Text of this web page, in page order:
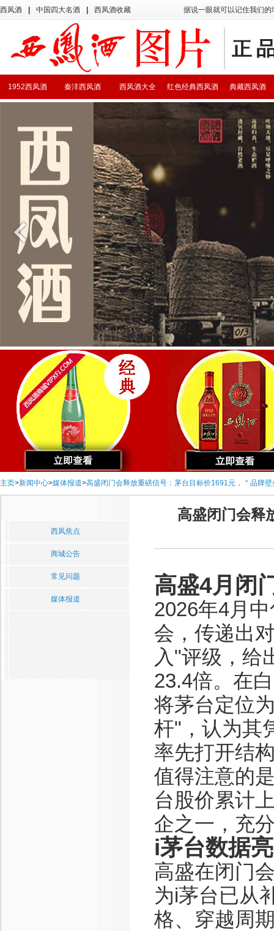
西凤酒 中国四大名酒 西凤酒收藏 据说一眼就可以记住我们
典藏西凤酒
红色经典西凤酒
西凤酒大全
秦沣西凤酒
1952西凤酒
主页>新闻中心>媒体报道>高盛闭门会释放重磅信号：茅台目标价1691元，＂品牌壁
西凤焦点
商城公告
常见问题
媒体报道
高盛闭门会释
高盛4月闭
2026年4月
会，传递出
入"评级，给
23.4倍。在
将茅台定位
杆"，认为其
率先打开结
值得注意的
台股价累计
企之一，充
i茅台数据
高盛在闭门
为i茅台已从
格、穿越周